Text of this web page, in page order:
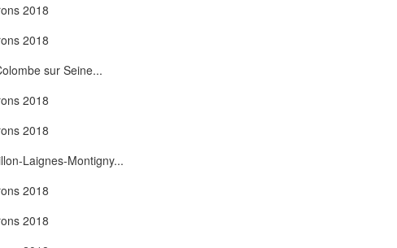
sur Seine...
Laignes-Montigny...